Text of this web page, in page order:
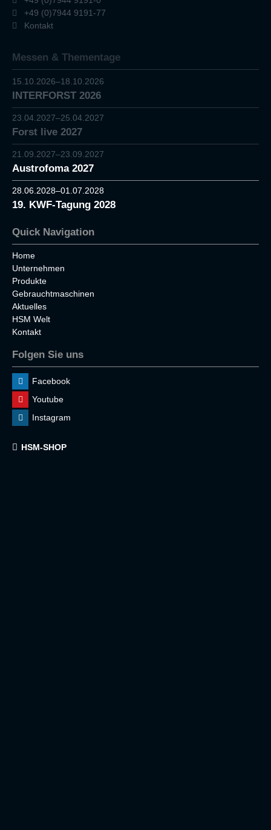
+49 (0)7944 9191-77
Kontakt
Messen & Thementage
15.10.2026–18.10.2026
INTERFORST 2026
23.04.2027–25.04.2027
Forst live 2027
21.09.2027–23.09.2027
Austrofoma 2027
28.06.2028–01.07.2028
19. KWF-Tagung 2028
Quick Navigation
Home
Unternehmen
Produkte
Gebrauchtmaschinen
Aktuelles
HSM Welt
Kontakt
Folgen Sie uns
Facebook
Youtube
Instagram
HSM-SHOP